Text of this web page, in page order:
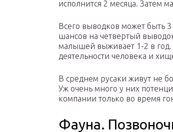
исполнится 2 месяца. Затем
Всего выводков может быть
шансов на четвертый
малышей выживает 1-2 в год.
деятельности человека и
В среднем русаки живут не
Уж очень много у них
компании только во время
Фауна.